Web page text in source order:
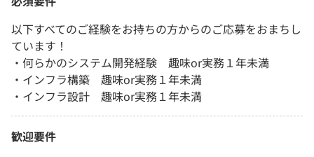
以下すべてのご経験をお持ちの方からのご応募をおまちし
ています！
・何らかのシステム開発経験 趣味or実務１年未満
・インフラ構築 趣味or実務１年未満
・インフラ設計 趣味or実務１年未満
歓迎要件